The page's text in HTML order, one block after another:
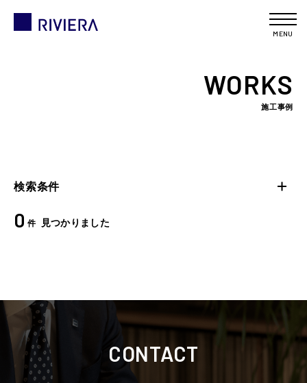
MENU
WORKS
施工事例
0 件 見つかりました
検索条件
CONTACT